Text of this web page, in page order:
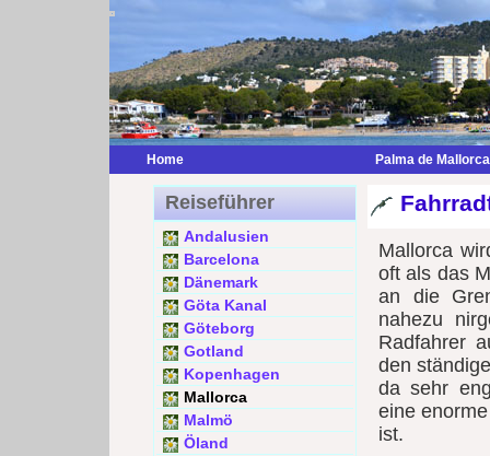
Home Palma de Mallorca
Reiseführer
Andalusien
Barcelona
Dänemark
Göta Kanal
Göteborg
Gotland
Kopenhagen
Mallorca
Malmö
Öland
Mallorca
oft als das
an die
nahezu
Radfahrer
den
da sehr
eine
ist.